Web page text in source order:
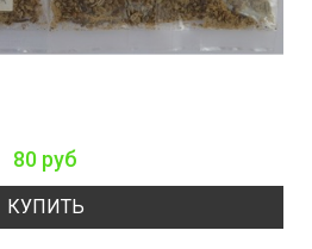
80 руб
КУПИТЬ